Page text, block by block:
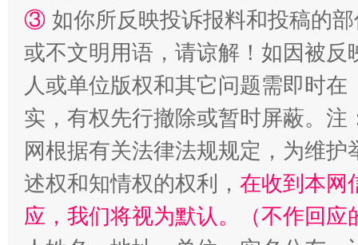
招工难、用工荒背后
③ 如你所反映投诉报料和投稿的
或不文明用语，请谅解！如因被
人或单位版权和其它问题需即时在
实，有权先行撤除或暂时屏蔽。
网根据有关法律法规规定，为维
述权和知情权的权利， 在收到本网
应，我们将视为默认。（不作回应